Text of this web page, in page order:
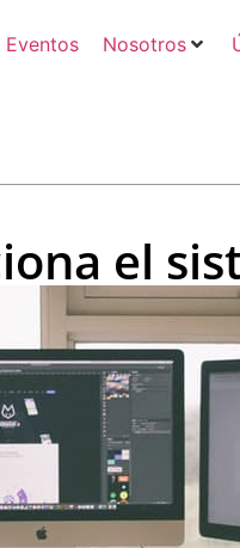
Eventos Nosotros
el